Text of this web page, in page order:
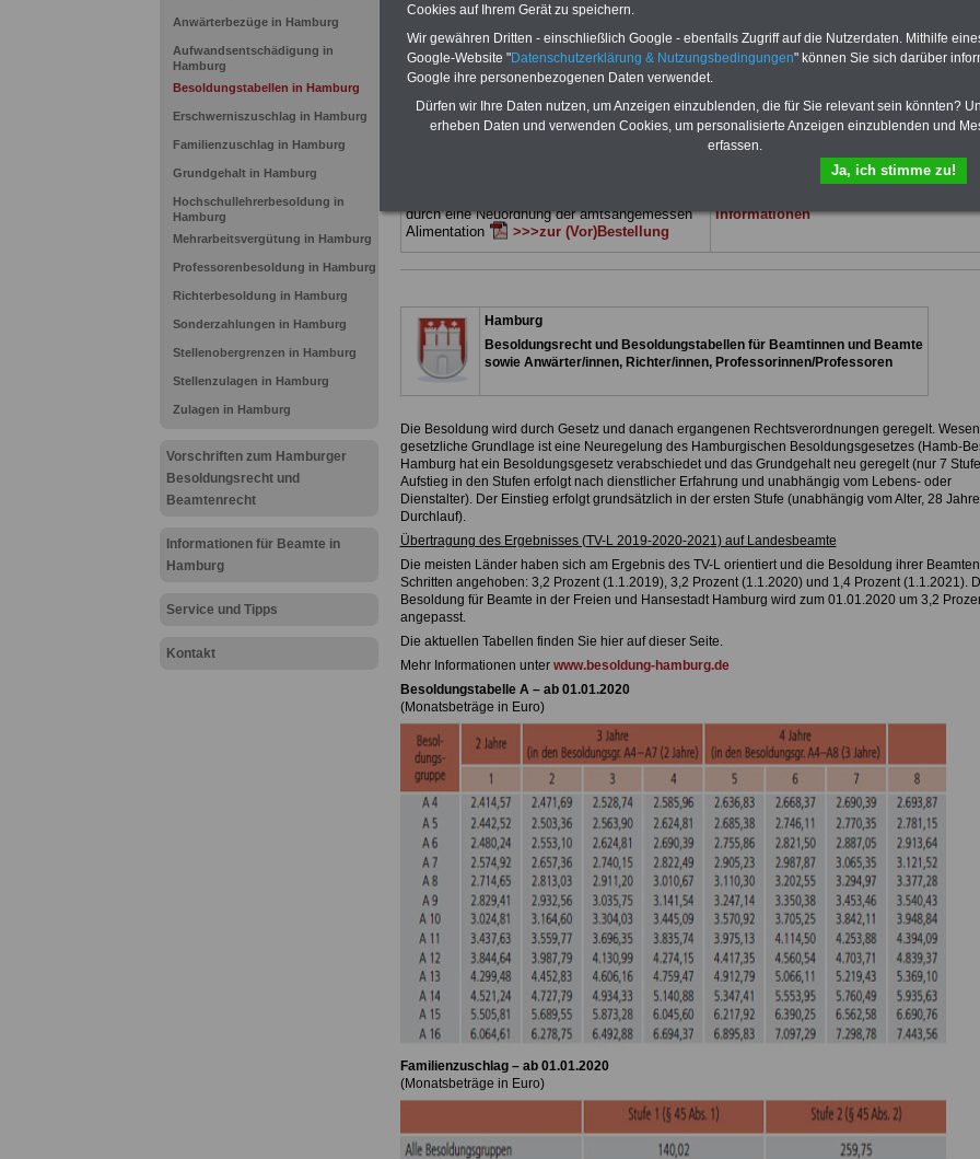
Anwärterbezüge in Hamburg
Aufwandsentschädigung in
Hamburg
Besoldungstabellen in Hamburg
Erschwerniszuschlag in Hamburg
Familienzuschlag in Hamburg
Grundgehalt in Hamburg
Hochschullehrerbesoldung in
Hamburg
Mehrarbeitsvergütung in Hamburg
Professorenbesoldung in Hamburg
Richterbesoldung in Hamburg
Sonderzahlungen in Hamburg
Stellenobergrenzen in Hamburg
Stellenzulagen in Hamburg
Zulagen in Hamburg
Vorschriften zum Hamburger
Besoldungsrecht und
Beamtenrecht
Informationen für Beamte in
Hamburg
Service und Tipps
Kontakt
(Bund/Länder) sowie Beihilferecht in Bund und
gegliedert und erläutern auch komplizierte
Sachverhalte verständlich (auch für
Mitarbeiterinnen und Mitarbeiter des
Hansestadt Hamburggeeignet). Das
BEHÖRDEN-ABO >>>hier bestellen
durch eine Neuordnung der amtsangemessen
Alimentation
>>>zur (Vor)Bestellung
können Sie zehn Bücher als eBook
herunterladen, auch für Beschäftigte in der
Freien- und Hansestadt Hamburg
Besoldung, Beihilfe, Beamtenversorgung,
ums Geld, Nebentätigkeitsrecht, Frauen
öffentl. Dienst. und Berufseinstieg im
öffentlichen Dienst.
Man kann die eBooks herunterladen,
Informationen
Hamburg
Besoldungsrecht und Besoldungstabellen für Beamtinnen und Beamte
sowie Anwärter/innen, Richter/innen, Professorinnen/Professoren
Die Besoldung wird durch Gesetz und danach ergangenen Rechtsverordnungen geregelt.
gesetzliche Grundlage ist eine Neuregelung des Hamburgischen Besoldungsgesetzes (Hamb-
Hamburg hat ein Besoldungsgesetz verabschiedet und das Grundgehalt neu geregelt (nur 7
Aufstieg in den Stufen erfolgt nach dienstlicher Erfahrung und unabhängig vom Lebens- oder
Dienstalter). Der Einstieg erfolgt grundsätzlich in der ersten Stufe (unabhängig vom Alter, 28 Jahre
Durchlauf).
Übertragung des Ergebnisses (TV-L 2019-2020-2021) auf Landesbeamte
Die meisten Länder haben sich am Ergebnis des TV-L orientiert und die Besoldung ihrer
Schritten angehoben: 3,2 Prozent (1.1.2019), 3,2 Prozent (1.1.2020) und 1,4 Prozent (1.1.2021).
Besoldung für Beamte in der Freien und Hansestadt Hamburg wird zum 01.01.2020 um 3,2
angepasst.
Die aktuellen Tabellen finden Sie hier auf dieser Seite.
Mehr Informationen unter www.besoldung-hamburg.de
Besoldungstabelle A – ab 01.01.2020
(Monatsbeträge in Euro)
Familienzuschlag – ab 01.01.2020
(Monatsbeträge in Euro)
Cookies auf Ihrem Gerät zu speichern.
Wir gewähren Dritten - einschließlich Google - ebenfalls Zugriff auf die Nutzerdaten. Mithilfe
Google-Website "Datenschutzerklärung & Nutzungsbedingungen" können Sie sich darüber
Google ihre personenbezogenen Daten verwendet.
Dürfen wir Ihre Daten nutzen, um Anzeigen einzublenden, die für Sie relevant sein könnten?
erheben Daten und verwenden Cookies, um personalisierte Anzeigen einzublenden und
erfassen.
Ja, ich stimme zu!